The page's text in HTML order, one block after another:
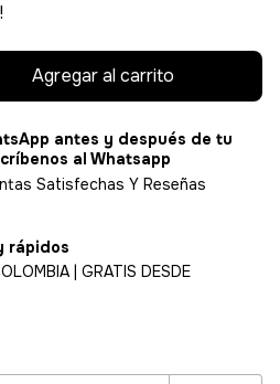
antes y después de tu
al Whatsapp
Satisfechas Y Reseñas
rápidos
| GRATIS DESDE